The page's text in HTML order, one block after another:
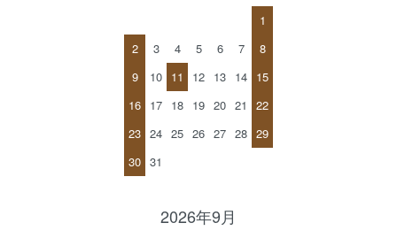
1
2
3 4 5 6 7
8
9
10 11 12 13 14 15
16 17 18 19 20 21
22
23 24 25 26 27 28 29
30 31
2026年9月